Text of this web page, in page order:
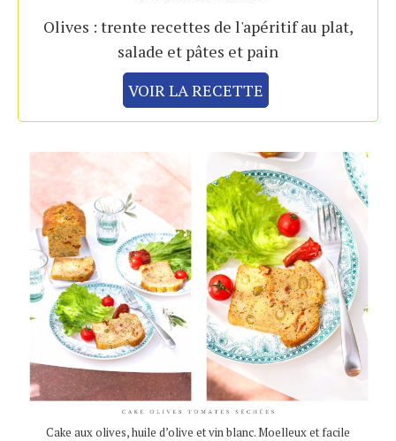
Olives : trente recettes de l'apéritif au plat,
salade et pâtes et pain
VOIR LA RECETTE
Cake aux olives, huile d’olive et vin blanc. Moelleux et facile